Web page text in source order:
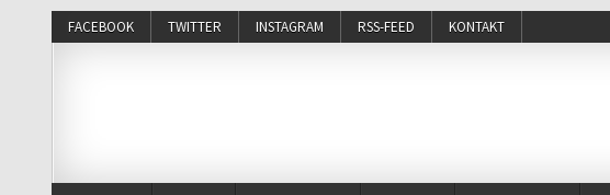
FACEBOOK TWITTER INSTAGRAM RSS-FEED KONTAKT